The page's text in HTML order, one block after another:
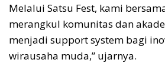
Melalui Satsu Fest, kami
merangkul komunitas dan
menjadi support system bagi
wirausaha muda,” ujarnya.